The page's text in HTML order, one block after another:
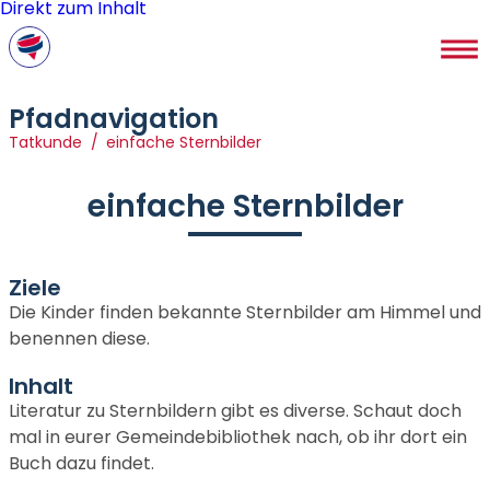
Direkt zum Inhalt
Pfadnavigation
Tatkunde einfache Sternbilder
einfache Sternbilder
Ziele
Die Kinder finden bekannte Sternbilder am Himmel und
benennen diese.
Inhalt
Literatur zu Sternbildern gibt es diverse. Schaut doch
mal in eurer Gemeindebibliothek nach, ob ihr dort ein
Buch dazu findet.